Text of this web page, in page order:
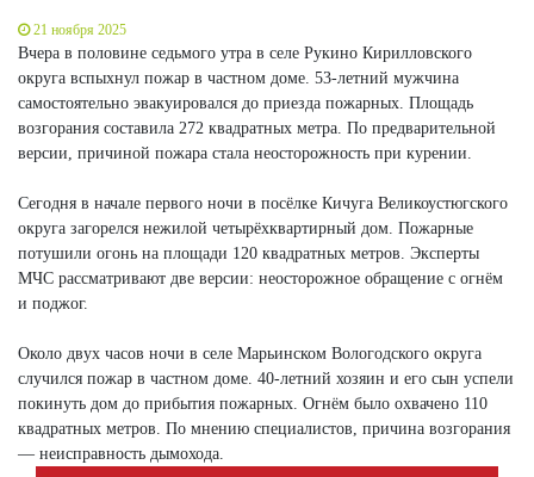
21 ноября 2025
Вчера в половине седьмого утра в селе Рукино Кирилловского
округа вспыхнул пожар в частном доме. 53-летний мужчина
самостоятельно эвакуировался до приезда пожарных. Площадь
возгорания составила 272 квадратных метра. По предварительной
версии, причиной пожара стала неосторожность при курении.
Сегодня в начале первого ночи в посёлке Кичуга Великоустюгского
округа загорелся нежилой четырёхквартирный дом. Пожарные
потушили огонь на площади 120 квадратных метров. Эксперты
МЧС рассматривают две версии: неосторожное обращение с огнём
и поджог.
Около двух часов ночи в селе Марьинском Вологодского округа
случился пожар в частном доме. 40-летний хозяин и его сын успели
покинуть дом до прибытия пожарных. Огнём было охвачено 110
квадратных метров. По мнению специалистов, причина возгорания
— неисправность дымохода.